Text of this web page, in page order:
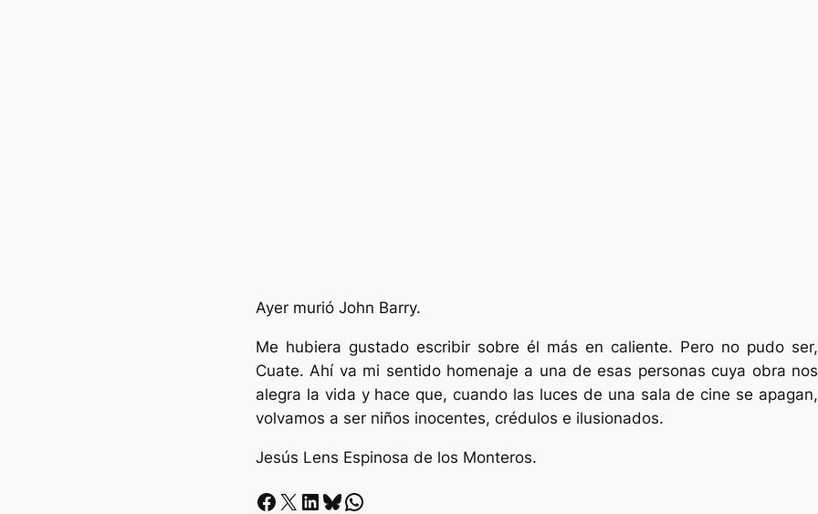
Ayer murió John Barry.
Me hubiera gustado escribir sobre él más en caliente. Pero no pudo ser,
Cuate. Ahí va mi sentido homenaje a una de esas personas cuya obra nos
alegra la vida y hace que, cuando las luces de una sala de cine se apagan,
volvamos a ser niños inocentes, crédulos e ilusionados.
Jesús Lens Espinosa de los Monteros.
Facebook X LinkedIn Bluesky Whatsapp